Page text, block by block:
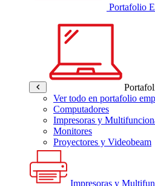
Portafolio
Ver todo en portafolio
Computadores
Impresoras y
Monitores
Proyectores y Videobeam
Impresoras y